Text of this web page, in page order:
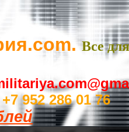
Все
+7 952 286 01 76